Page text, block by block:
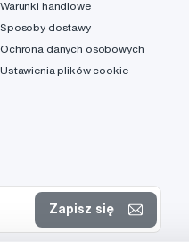
Warunki handlowe
Sposoby dostawy
Ochrona danych osobowych
Ustawienia plików cookie
Zapisz się